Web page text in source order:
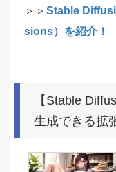
＞＞ Stable
sions）を紹介！
【Stable
生成できる拡